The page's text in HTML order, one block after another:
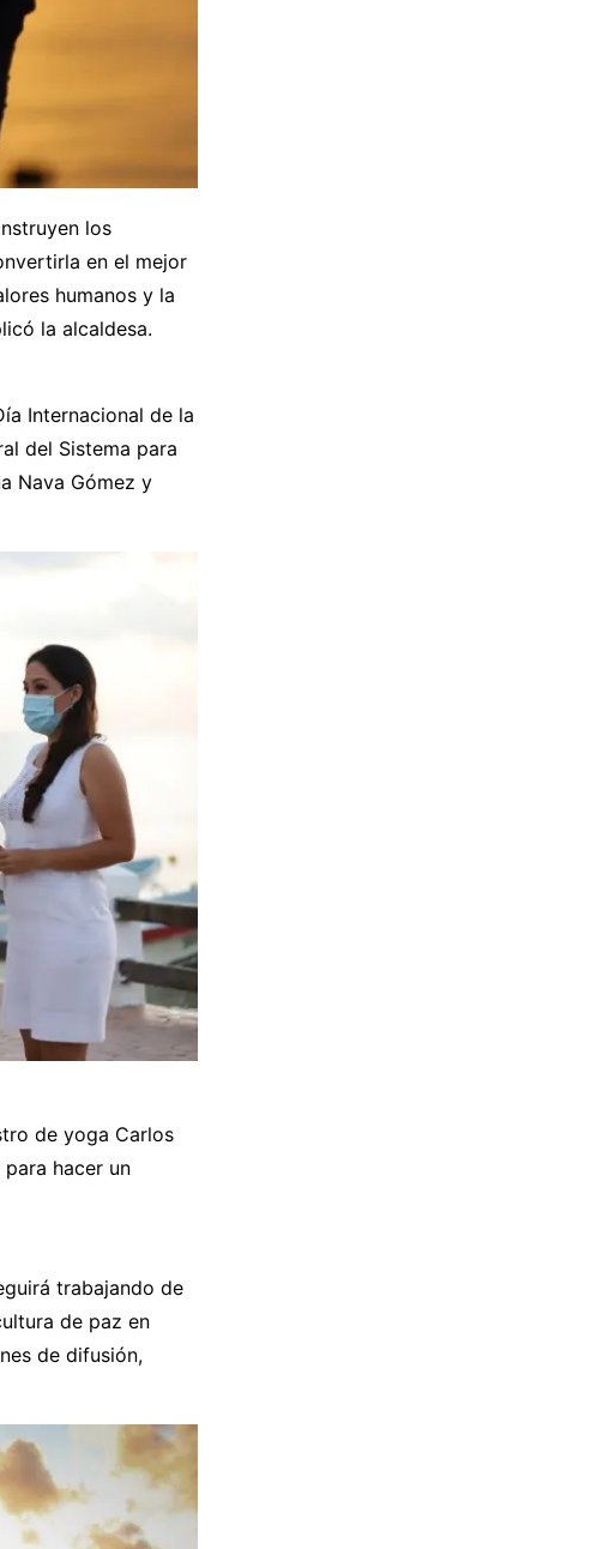
los
en el mejor
humanos y la
la alcaldesa.
Internacional de la
del Sistema para
Nava Gómez y
de yoga Carlos
hacer un
trabajando de
de paz en
de difusión,